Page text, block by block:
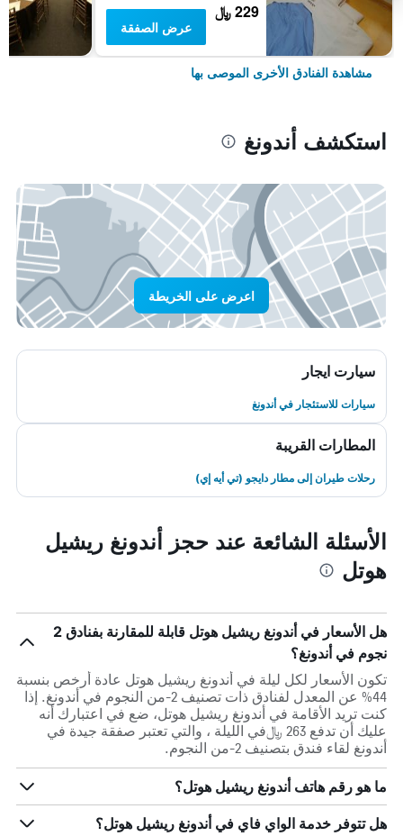
229 ﷼
عرض الصفقة
مشاهدة الفنادق الأخرى الموصى بها
استكشف أندونغ
اعرض على الخريطة
سيارت ايجار
سيارات للاستئجار في أندونغ
المطارات القريبة
رحلات طيران إلى مطار دايجو (تي أيه إي)
الأسئلة الشائعة عند حجز أندونغ ريشيل
هوتل
هل الأسعار في أندونغ ريشيل هوتل قابلة للمقارنة بفنادق 2
نجوم في أندونغ؟
تكون الأسعار لكل ليلة في أندونغ ريشيل هوتل عادة أرخص بنسبة
44% عن المعدل لفنادق ذات تصنيف 2-من النجوم في أندونغ. إذا
كنت تريد الأقامة في أندونغ ريشيل هوتل، ضع في اعتبارك أنه
عليك أن تدفع 263 ﷼في الليلة ، والتي تعتبر صفقة جيدة في
أندونغ لقاء فندق بتصنيف 2-من النجوم.
ما هو رقم هاتف أندونغ ريشيل هوتل؟
هل تتوفر خدمة الواي فاي في أندونغ ريشيل هوتل؟